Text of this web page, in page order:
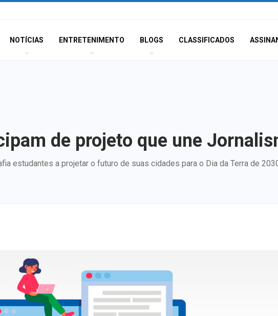
NOTÍCIAS ENTRETENIMENTO BLOGS CLASSIFICADOS
de projeto que une
estudantes a projetar o futuro de suas cidades para o Dia da Terra de